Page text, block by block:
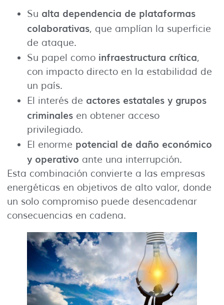
Su alta dependencia de plataformas
colaborativas, que amplían la superficie
de ataque.
Su papel como infraestructura crítica,
con impacto directo en la estabilidad de
un país.
El interés de actores estatales y grupos
criminales en obtener acceso
privilegiado.
El enorme potencial de daño económico
y operativo ante una interrupción.
Esta combinación convierte a las empresas
energéticas en objetivos de alto valor, donde
un solo compromiso puede desencadenar
consecuencias en cadena.